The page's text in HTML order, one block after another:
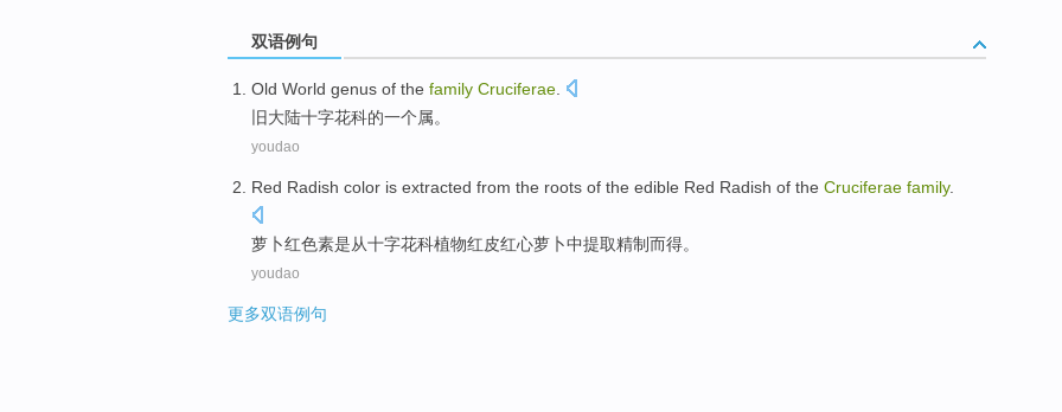
双语例句
Old World genus of the family Cruciferae
旧大陆十字花科的一个属。
youdao
Red Radish color is extracted from the roots of the edible Red Radish of the Cruciferae family.
萝卜红色素是从十字花科植物红皮红心萝卜中提取精制而得。
youdao
更多双语例句